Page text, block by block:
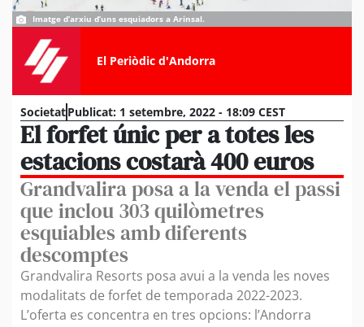
Imatge d’arxiu d’uns esquiadors a Arinsal.
El Periòdic d'Andorra
SocietatPublicat: 1 setembre, 2022 - 18:09 CEST
El forfet únic per a totes les
estacions costarà 400 euros
Grandvalira posa a la venda el passi
que inclou 303 quilòmetres
esquiables amb diferents
descomptes
Grandvalira Resorts posa avui a la venda les noves
modalitats de forfet de temporada 2022-2023.
L’oferta es concentra en tres opcions: l’Andorra